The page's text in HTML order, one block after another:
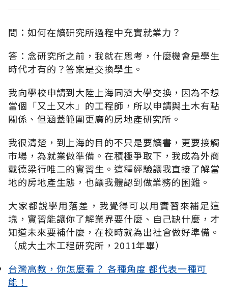
問：如何在讀研究所過程中充實就業力？
答：念研究所之前，我就在思考，什麼機會是學生
時代才有的？答案是交換學生。
我向學校申請到大陸上海同濟大學交換，因為不想
當個「又土又木」的工程師，所以申請與土木有點
關係、但涵蓋範圍更廣的房地產研究所。
我很清楚，到上海的目的不只是要讀書，更要接觸
市場，為就業做準備。在積極爭取下，我成為外商
戴德梁行唯二的實習生。這種經驗讓我直接了解當
地的房地產生態，也讓我體認到做業務的困難。
大家都說學用落差，我覺得可以用實習來補足這
塊，實習能讓你了解業界要什麼、自己缺什麼，才
知道未來要補什麼，在校時就為出社會做好準備。
（成大土木工程研究所，2011年畢）
台灣高教，你怎麼看？ 各種角度 都代表一種可
能！